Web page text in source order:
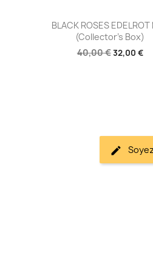
Aperçu rapide
BLACK ROSES EDELROT
(Collector's Box)
40,00 €32,00 €